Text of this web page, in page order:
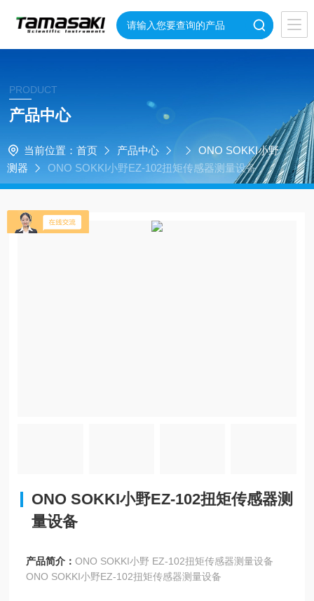
PRODUCT
产品中心
当前位置： 首页 产品中心
ONO SOKKI小野
测器
ONO SOKKI小野EZ-102扭矩传感器测量设备
ONO SOKKI小野EZ-102扭矩传感器测
量设备
产品简介：ONO SOKKI小野 EZ-102扭矩传感器测量设备
ONO SOKKI小野EZ-102扭矩传感器测量设备